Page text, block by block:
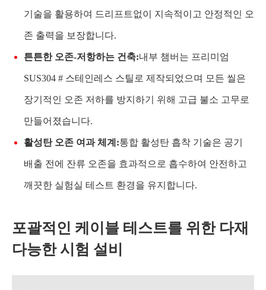
기술을 활용하여 드리프트없이 지속적이고 안정적인 오
존 출력을 보장합니다.
튼튼한 오존-저항하는 건축:내부 챔버는 프리미엄
SUS304 # 스테인레스 스틸로 제작되었으며 모든 씰은
장기적인 오존 저하를 방지하기 위해 고급 불소 고무로
만들어졌습니다.
활성탄 오존 여과 체계:통합 활성탄 흡착 기술은 공기
배출 전에 잔류 오존을 효과적으로 흡수하여 안전하고
깨끗한 실험실 테스트 환경을 유지합니다.
포괄적인 케이블 테스트를 위한 다재
다능한 시험 설비